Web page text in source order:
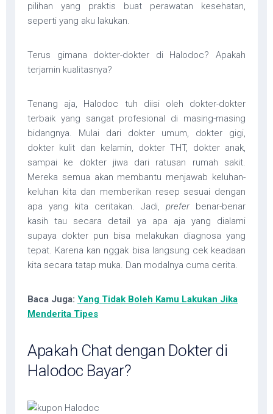
pilihan yang praktis buat perawatan kesehatan,
seperti yang aku lakukan.
Terus gimana dokter-dokter di Halodoc? Apakah
terjamin kualitasnya?
Tenang aja, Halodoc tuh diisi oleh dokter-dokter
terbaik yang sangat profesional di masing-masing
bidangnya. Mulai dari dokter umum, dokter gigi,
dokter kulit dan kelamin, dokter THT, dokter anak,
sampai ke dokter jiwa dari ratusan rumah sakit.
Mereka semua akan membantu menjawab keluhan-
keluhan kita dan memberikan resep sesuai dengan
apa yang kita ceritakan. Jadi, prefer benar-benar
kasih tau secara detail ya apa aja yang dialami
supaya dokter pun bisa melakukan diagnosa yang
tepat. Karena kan nggak bisa langsung cek keadaan
kita secara tatap muka. Dan modalnya cuma cerita.
Baca Juga: Yang Tidak Boleh Kamu Lakukan Jika
Menderita Tipes
Apakah Chat dengan Dokter di
Halodoc Bayar?